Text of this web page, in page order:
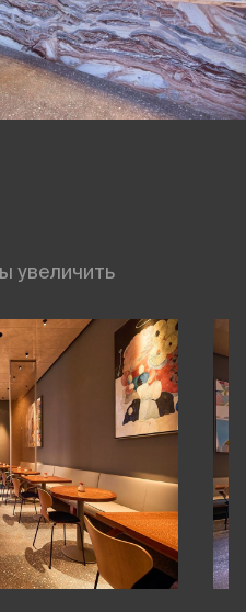
увеличить